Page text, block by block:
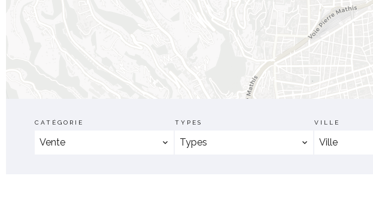
CATÉGORIE
Vente
TYPES
Types
VILLE
Ville